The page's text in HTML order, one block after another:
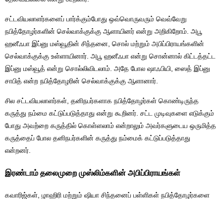
சட்டவியலாளர்களைப் பார்க்கும்போது ஒவ்வொருவரும் வெவ்வேறு
நபித்தோழர்களின் செல்வாக்குக்கு ஆளாயினர் என்று அறிகிறோம். அபூ
ஹனீஃபா இப்னு மஸ்வூதின் சிந்தனை, சொல் மற்றும் அபிப்பிராயங்களின்
செல்வாக்குக்கு உள்ளாயினார். அபூ ஹனீஃபா என்று சொன்னால் கிட்டத்தட்ட
இப்னு மஸ்வூத் என்று சொல்லிவிடலாம். அதே போல ஷாஃபியி, ஸைத் இப்னு
சாபித் என்ற நபித்தோழரின் செல்வாக்குக்கு ஆளானார்.
சில சட்டவியலாளர்கள், தனிநபர்களாக நபித்தோழர்கள் கொண்டிருந்த
கருத்து நம்மை கட்டுப்படுத்தாது என்று கூறினர். சட்ட முடிவுகளை எடுக்கும்
போது அவற்றை கருத்தில் கொள்ளலாம் என்றாலும் அவர்களுடைய ஒருமித்த
கருத்தைப் போல தனிநபர்களின் கருத்து நம்மைக் கட்டுப்படுத்தாது
என்றனர்.
இரண்டாம் தலைமுறை முஸ்லிம்களின் அபிப்பிராயங்கள்
கவாரிஜ்கள், ழாஹிரி மற்றும் ஷியா சிந்தனைப் பள்ளிகள் நபித்தோழர்களை